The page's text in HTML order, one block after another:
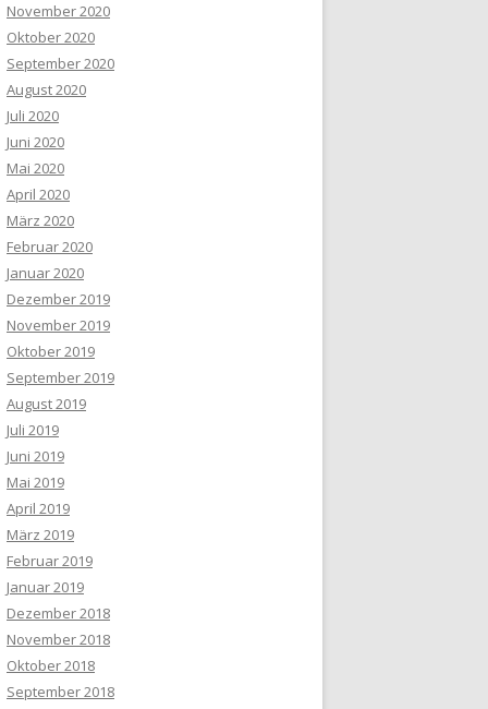
November 2020
Oktober 2020
September 2020
August 2020
Juli 2020
Juni 2020
Mai 2020
April 2020
März 2020
Februar 2020
Januar 2020
Dezember 2019
November 2019
Oktober 2019
September 2019
August 2019
Juli 2019
Juni 2019
Mai 2019
April 2019
März 2019
Februar 2019
Januar 2019
Dezember 2018
November 2018
Oktober 2018
September 2018